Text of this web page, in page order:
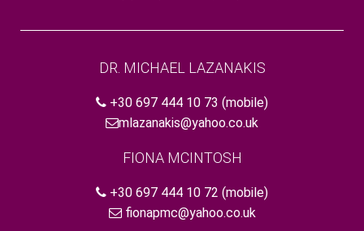
DR. MICHAEL LAZANAKIS
+30 697 444 10 73 (mobile)
mlazanakis@yahoo.co.uk
FIONA MCINTOSH
+30 697 444 10 72 (mobile)
fionapmc@yahoo.co.uk